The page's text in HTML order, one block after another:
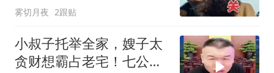
雾切月夜 2跟贴
小叔子托举全家，嫂子太
贪财想霸占老宅！七公直